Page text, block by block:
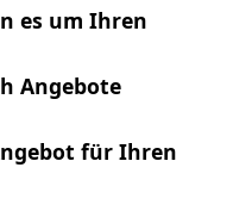
es um Ihren
Angebote
für Ihren